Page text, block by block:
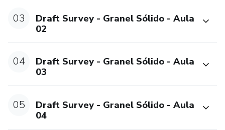
03
Draft Survey - Granel Sólido - Aula
02
04
Draft Survey - Granel Sólido - Aula
03
05
Draft Survey - Granel Sólido - Aula
04